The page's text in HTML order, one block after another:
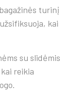
turinį
kai
su slidėmis
reikia